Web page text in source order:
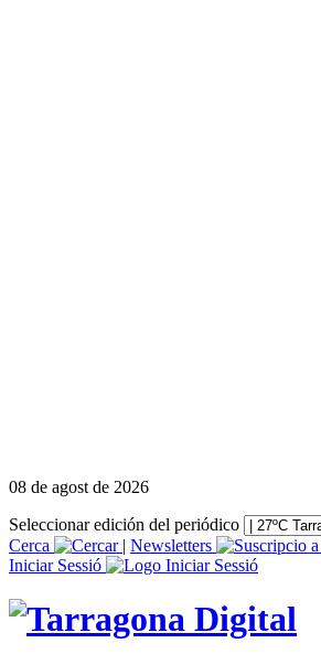
08 de agost de 2026
Seleccionar edición del periódico
Cerca
| Newsletters
Iniciar Sessió